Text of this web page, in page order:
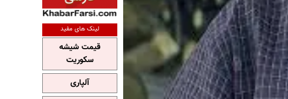
لینک های مفید
قیمت شیشه
سکوریت
آلپاری